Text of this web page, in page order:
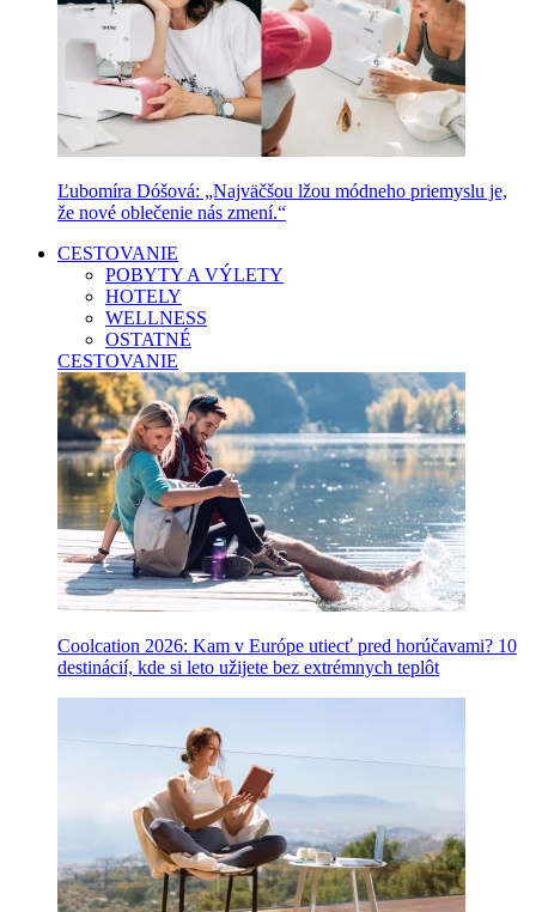
Ľubomíra Dóšová: „Najväčšou lžou módneho priemyslu je,
že nové oblečenie nás zmení.“
CESTOVANIE
POBYTY A VÝLETY
HOTELY
WELLNESS
OSTATNÉ
CESTOVANIE
Coolcation 2026: Kam v Európe utiecť pred horúčavami? 10
destinácií, kde si leto užijete bez extrémnych teplôt